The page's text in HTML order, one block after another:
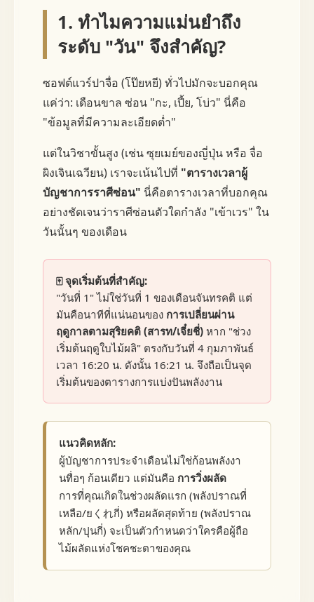
1. ทำไมความแม่นยำถึง
ระดับ "วัน" จึงสำคัญ?
ซอฟต์แวร์ปาจื่อ (โป๊ยหยี) ทั่วไปมักจะบอกคุณ
แค่ว่า: เดือนขาล ซ่อน "กะ, เปี้ย, โบ่ว" นี่คือ
"ข้อมูลที่มีความละเอียดต่ำ"
แต่ในวิชาขั้นสูง (เช่น ซุยเมย์ของญี่ปุ่น หรือ จื่อ
ผิงเจินเฉวียน) เราจะเน้นไปที่ "ตารางเวลาผู้
บัญชาการราศีซ่อน" นี่คือตารางเวลาที่บอกคุณ
อย่างชัดเจนว่าราศีซ่อนตัวใดกำลัง "เข้าเวร" ใน
วันนั้นๆ ของเดือน
🀄 จุดเริ่มต้นที่สำคัญ:
"วันที่ 1" ไม่ใช่วันที่ 1 ของเดือนจันทรคติ แต่
มันคือนาทีที่แน่นอนของ การเปลี่ยนผ่าน
ฤดูกาลตามสุริยคติ (สารท/เจี๋ยชี่) หาก "ช่วง
เริ่มต้นฤดูใบไม้ผลิ" ตรงกับวันที่ 4 กุมภาพันธ์
เวลา 16:20 น. ดังนั้น 16:21 น. จึงถือเป็นจุด
เริ่มต้นของตารางการแบ่งปันพลังงาน
แนวคิดหลัก:
ผู้บัญชาการประจำเดือนไม่ใช่ก้อนพลังงา
นทื่อๆ ก้อนเดียว แต่มันคือ การวิ่งผลัด
การที่คุณเกิดในช่วงผลัดแรก (พลังปราณที่
เหลือ/ยくれกี่) หรือผลัดสุดท้าย (พลังปราณ
หลัก/ปุนกี่) จะเป็นตัวกำหนดว่าใครคือผู้ถือ
ไม้ผลัดแห่งโชคชะตาของคุณ